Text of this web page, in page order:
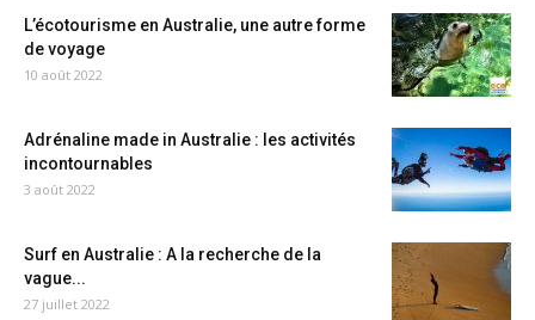
L’écotourisme en Australie, une autre forme
de voyage
10 août 2022
Adrénaline made in Australie : les activités
incontournables
3 août 2022
Surf en Australie : A la recherche de la
vague...
27 juillet 2022